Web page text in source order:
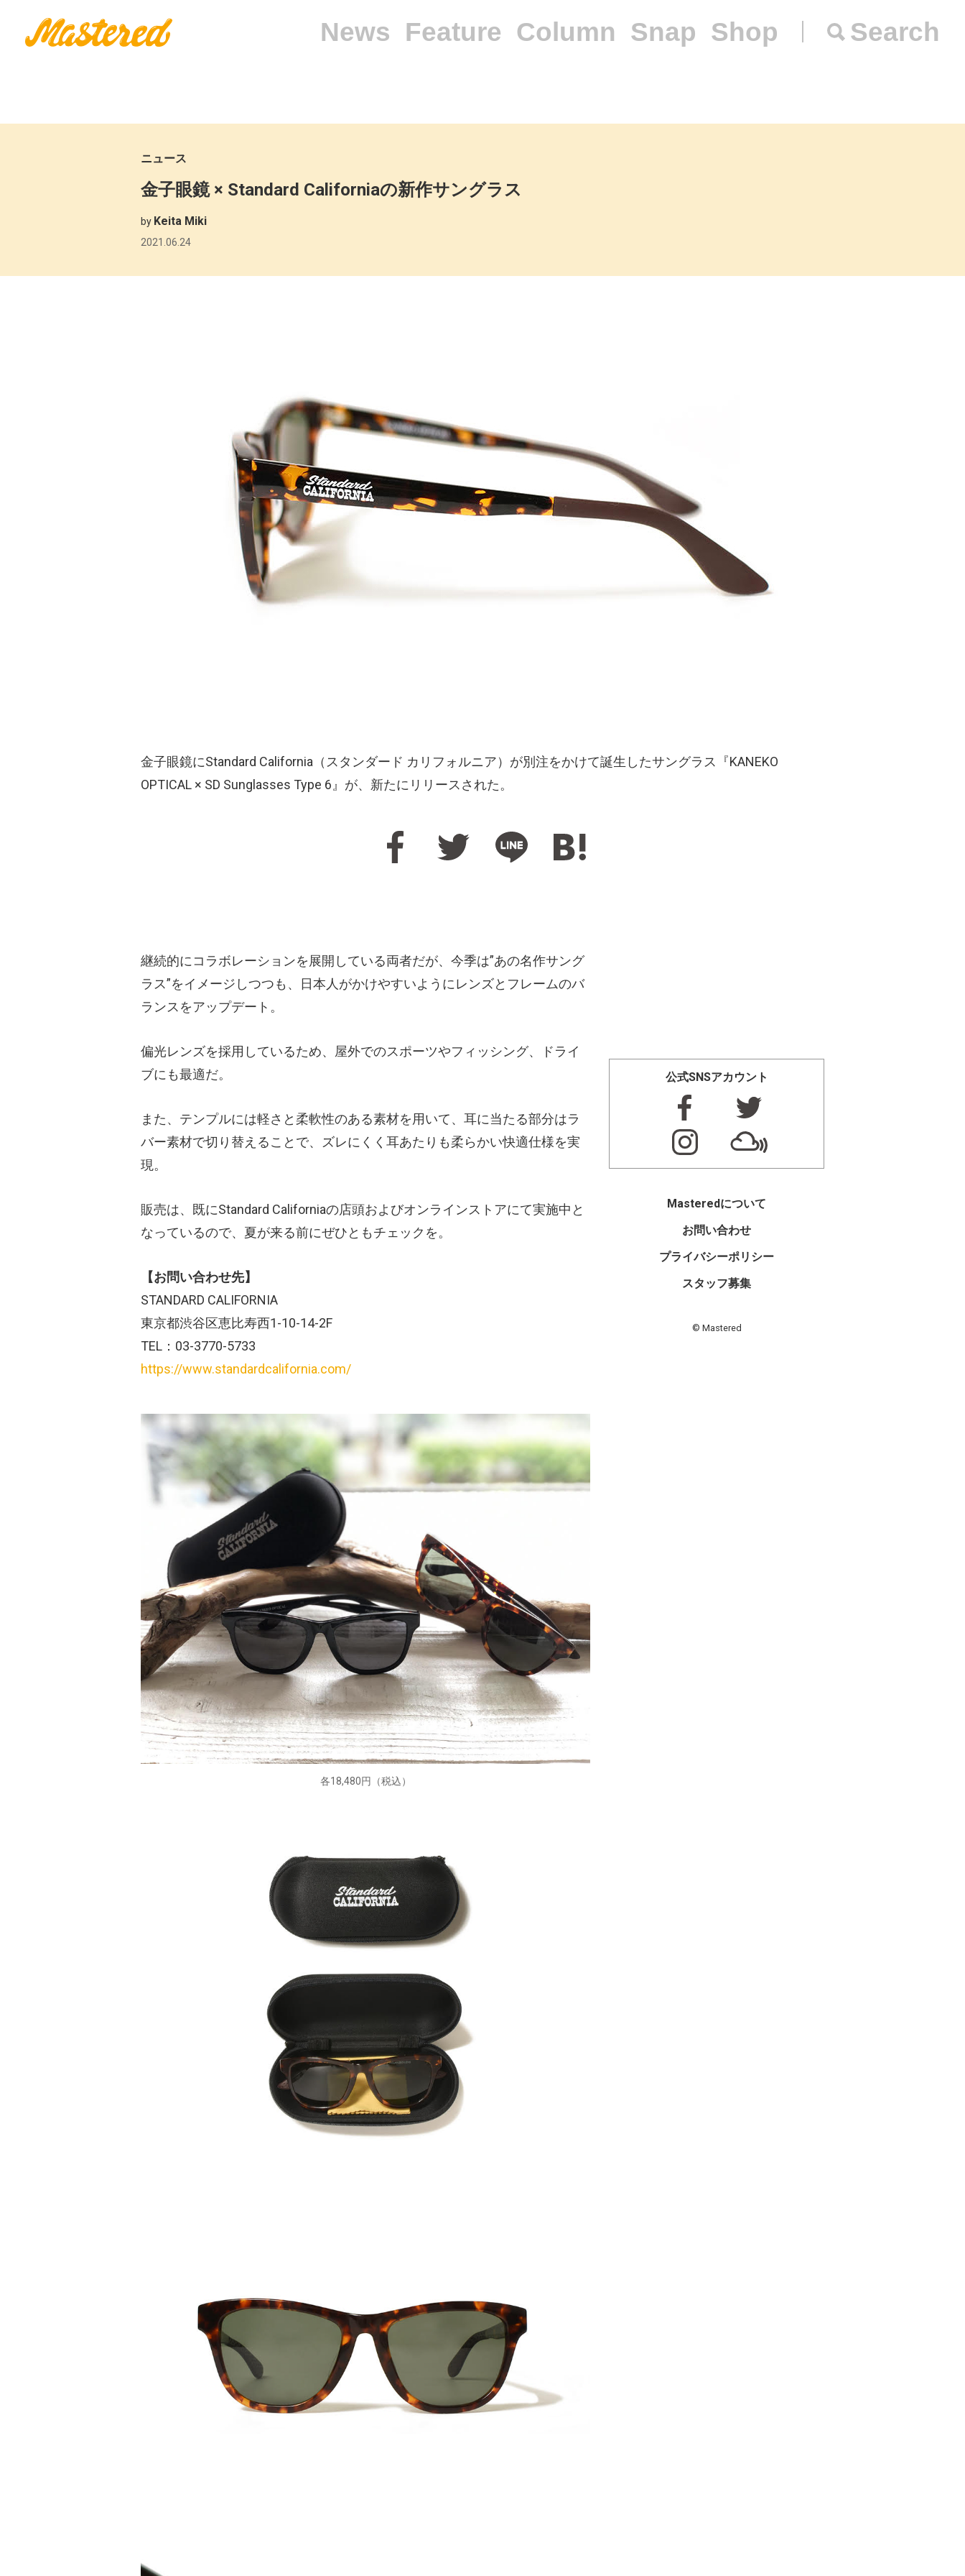
News Feature Column Snap Shop Search
ニュース
金子眼鏡 × Standard Californiaの新作サングラス
by Keita Miki
2021.06.24
金子眼鏡にStandard California（スタンダード カリフォルニア）が別注をかけて誕生したサングラス『KANEKO
OPTICAL × SD Sunglasses Type 6』が、新たにリリースされた。
継続的にコラボレーションを展開している両者だが、今季は”あの名作サング
ラス”をイメージしつつも、日本人がかけやすいようにレンズとフレームのバ
ランスをアップデート。
偏光レンズを採用しているため、屋外でのスポーツやフィッシング、ドライ
ブにも最適だ。
また、テンプルには軽さと柔軟性のある素材を用いて、耳に当たる部分はラ
バー素材で切り替えることで、ズレにくく耳あたりも柔らかい快適仕様を実
現。
販売は、既にStandard Californiaの店頭およびオンラインストアにて実施中と
なっているので、夏が来る前にぜひともチェックを。
【お問い合わせ先】
STANDARD CALIFORNIA
東京都渋谷区恵比寿西1-10-14-2F
TEL：03-3770-5733
https://www.standardcalifornia.com/
各18,480円（税込）
公式SNSアカウント
Masteredについて
お問い合わせ
プライバシーポリシー
スタッフ募集
© Mastered